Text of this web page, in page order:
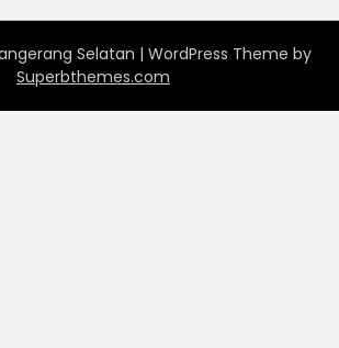
Selatan | WordPress Theme by
Superbthemes.com